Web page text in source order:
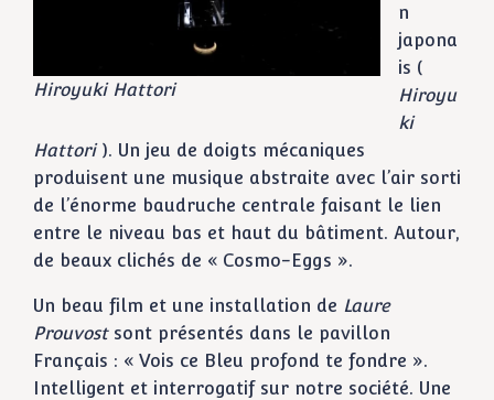
Hiroyuki Hattori
n
japona
is (
Hiroyu
ki
Hattori). Un jeu de doigts mécaniques
produisent une musique abstraite avec l’air sorti
de l’énorme baudruche centrale faisant le lien
entre le niveau bas et haut du bâtiment. Autour,
de beaux clichés de « Cosmo-Eggs ».
Un beau film et une installation de Laure
Prouvostsont présentés dans le pavillon
Français : « Vois ce Bleu profond te fondre ».
Intelligent et interrogatif sur notre société. Une